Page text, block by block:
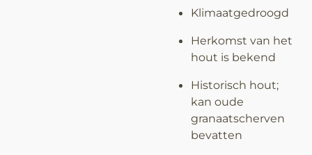
Klimaatgedroogd
Herkomst van het
hout is bekend
Historisch hout;
kan oude
granaatscherven
bevatten